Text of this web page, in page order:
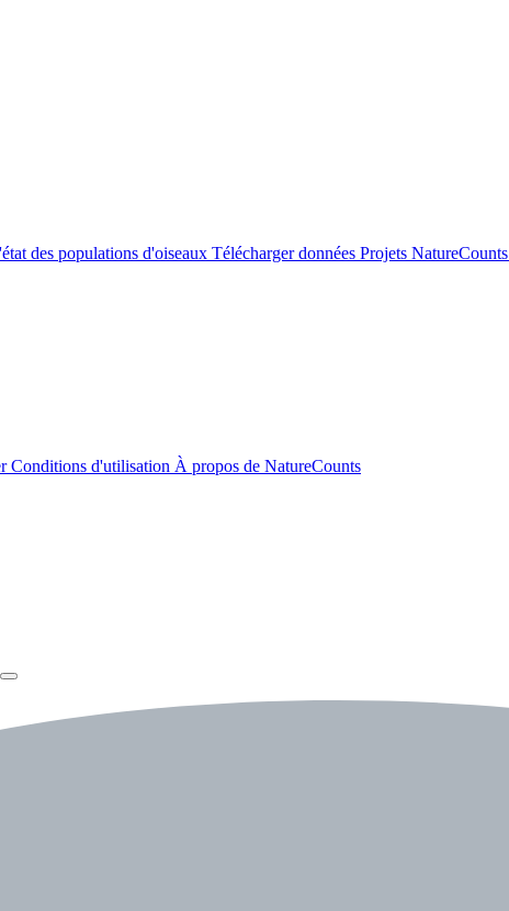
des populations d'oiseaux Télécharger données Projets NatureCounts
Conditions d'utilisation À propos de NatureCounts